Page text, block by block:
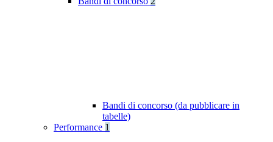
Bandi di concorso (da pubblicare in
tabelle)
Performance 1